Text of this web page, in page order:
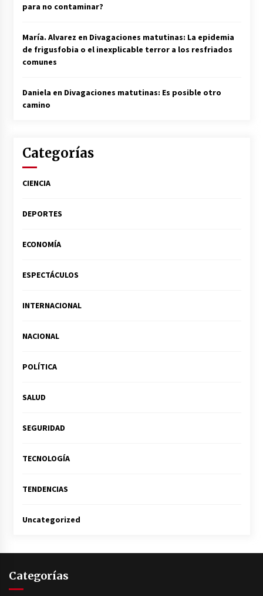
para no contaminar?
María. Alvarez en Divagaciones matutinas: La epidemia
de frigusfobia o el inexplicable terror a los resfriados
comunes
Daniela en Divagaciones matutinas: Es posible otro
camino
Categorías
CIENCIA
DEPORTES
ECONOMÍA
ESPECTÁCULOS
INTERNACIONAL
NACIONAL
POLÍTICA
SALUD
SEGURIDAD
TECNOLOGÍA
TENDENCIAS
Uncategorized
Categorías